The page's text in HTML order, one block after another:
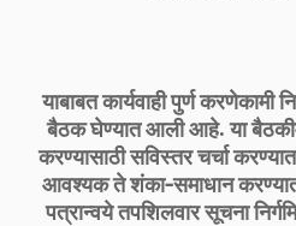
याबाबत कार्यवाही पुर्ण करणेकामी
बैठक घेण्यात आली आहे. या
करण्यासाठी सविस्तर चर्चा
आवश्यक ते शंका-समाधान
पत्रान्वये तपशिलवार सूचना